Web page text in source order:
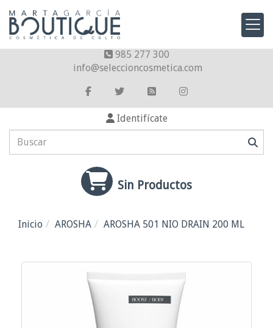
985 277 300
info
seleccioncosmetica.com
Identifícate
Sin Productos
Inicio AROSHA AROSHA 501 NIO DRAIN 200 ML